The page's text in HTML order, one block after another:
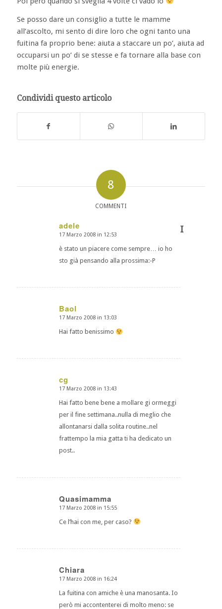
Se posso dare un consiglio a tutte le mamme
all’ascolto, mi sento di dire loro che ogni tanto una
fuitina fa proprio bene: aiuta a staccare un po’, aiuta ad
occuparsi un po’ di se stesse e fa tornare alla base con
molte più energie.
Condividi questo articolo
8
COMMENTI
adele
dice:
17 Marzo 2008 in 12:53
è stato un piacere come sempre… io ho
sto già pensando alla prossima:-P
Baol
dice:
17 Marzo 2008 in 13:03
Hai fatto benissimo
cg
dice:
17 Marzo 2008 in 13:43
Hai fatto bene bene a mollare gi ormeggi
per il fine settimana..nulla di meglio che
allontanarsi dalla solita routine..nel
frattempo la mia gatta ti ha dedicato un
post..
Quasimamma
dice:
17 Marzo 2008 in 15:55
Ce l’hai con me, per caso?
Chiara
dice:
17 Marzo 2008 in 16:24
La fuitina con amiche è una manosanta. Io
però mi accontenterei di molto meno: se
I